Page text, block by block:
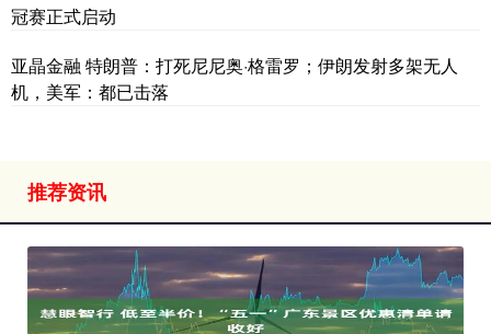
冠赛正式启动
亚晶金融 特朗普：打死尼尼奥·格雷罗；伊朗发射多架无人
机，美军：都已击落
推荐资讯